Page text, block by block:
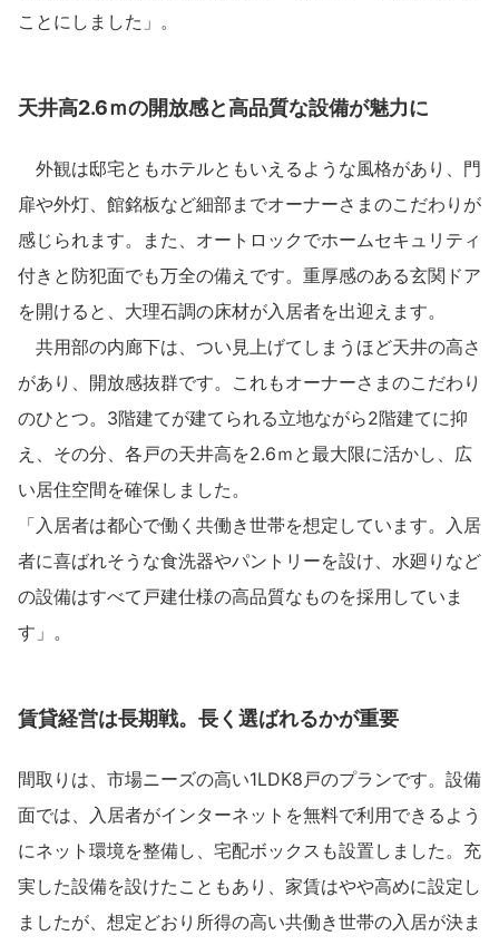
ことにしました」。
天井高2.6ｍの開放感と高品質な設備が魅力に
外観は邸宅ともホテルともいえるような風格があり、門
扉や外灯、館銘板など細部までオーナーさまのこだわりが
感じられます。また、オートロックでホームセキュリティ
付きと防犯面でも万全の備えです。重厚感のある玄関ドア
を開けると、大理石調の床材が入居者を出迎えます。
共用部の内廊下は、つい見上げてしまうほど天井の高さ
があり、開放感抜群です。これもオーナーさまのこだわり
のひとつ。3階建てが建てられる立地ながら2階建てに抑
え、その分、各戸の天井高を2.6ｍと最大限に活かし、広
い居住空間を確保しました。
「入居者は都心で働く共働き世帯を想定しています。入居
者に喜ばれそうな食洗器やパントリーを設け、水廻りなど
の設備はすべて戸建仕様の高品質なものを採用していま
す」。
賃貸経営は長期戦。長く選ばれるかが重要
間取りは、市場ニーズの高い1LDK8戸のプランです。設備
面では、入居者がインターネットを無料で利用できるよう
にネット環境を整備し、宅配ボックスも設置しました。充
実した設備を設けたこともあり、家賃はやや高めに設定し
ましたが、想定どおり所得の高い共働き世帯の入居が決ま